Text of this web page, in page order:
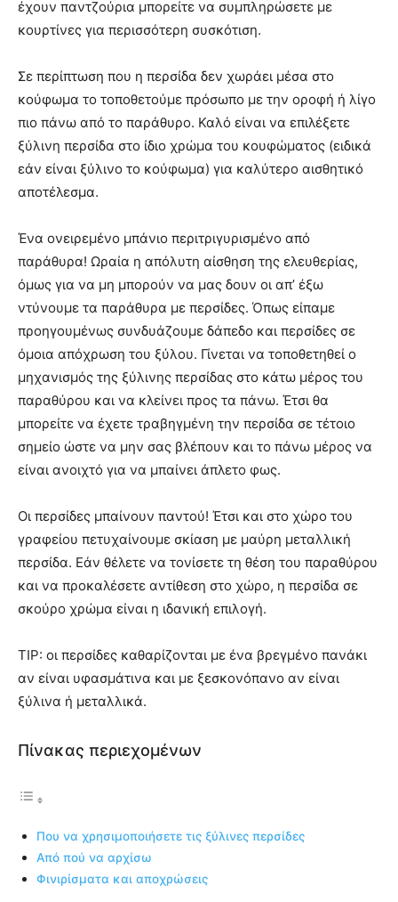
έχουν παντζούρια μπορείτε να συμπληρώσετε με
κουρτίνες για περισσότερη συσκότιση.
Σε περίπτωση που η περσίδα δεν χωράει μέσα στο
κούφωμα το τοποθετούμε πρόσωπο με την οροφή ή λίγο
πιο πάνω από το παράθυρο. Καλό είναι να επιλέξετε
ξύλινη περσίδα στο ίδιο χρώμα του κουφώματος (ειδικά
εάν είναι ξύλινο το κούφωμα) για καλύτερο αισθητικό
αποτέλεσμα.
Ένα ονειρεμένο μπάνιο περιτριγυρισμένο από
παράθυρα! Ωραία η απόλυτη αίσθηση της ελευθερίας,
όμως για να μη μπορούν να μας δουν οι απ’ έξω
ντύνουμε τα παράθυρα με περσίδες. Όπως είπαμε
προηγουμένως συνδυάζουμε δάπεδο και περσίδες σε
όμοια απόχρωση του ξύλου. Γίνεται να τοποθετηθεί ο
μηχανισμός της ξύλινης περσίδας στο κάτω μέρος του
παραθύρου και να κλείνει προς τα πάνω. Έτσι θα
μπορείτε να έχετε τραβηγμένη την περσίδα σε τέτοιο
σημείο ώστε να μην σας βλέπουν και το πάνω μέρος να
είναι ανοιχτό για να μπαίνει άπλετο φως.
Οι περσίδες μπαίνουν παντού! Έτσι και στο χώρο του
γραφείου πετυχαίνουμε σκίαση με μαύρη μεταλλική
περσίδα. Εάν θέλετε να τονίσετε τη θέση του παραθύρου
και να προκαλέσετε αντίθεση στο χώρο, η περσίδα σε
σκούρο χρώμα είναι η ιδανική επιλογή.
TIP: οι περσίδες καθαρίζονται με ένα βρεγμένο πανάκι
αν είναι υφασμάτινα και με ξεσκονόπανο αν είναι
ξύλινα ή μεταλλικά.
Πίνακας περιεχομένων
Που να χρησιμοποιήσετε τις ξύλινες περσίδες
Από πού να αρχίσω
Φινιρίσματα και αποχρώσεις